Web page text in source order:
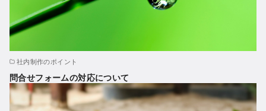
社内制作のポイント
問合せフォームの対応について